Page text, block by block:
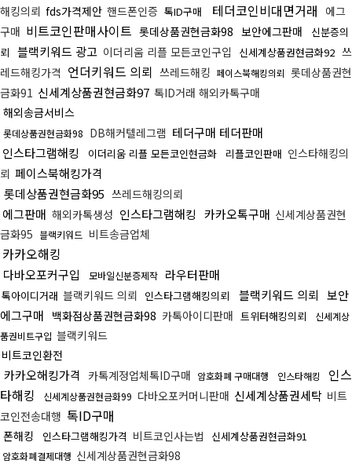
해킹의뢰 fds가격제안 핸드폰인증 톡ID구매 테더코인비대면거래 에그
구매 비트코인판매사이트 롯데상품권현금화98 보안에그판매
신분증의
뢰 블랙키워드 광고 이더리움 리플 모든코인구입 신세계상품권현금화92 쓰
레드해킹가격 언더키워드 의뢰 쓰레드해킹 페이스북해킹의뢰 롯데상품권현
금화91 신세계상품권현금화97 톡ID거래 해외카톡구매
해외송금서비스
롯데상품권현금화98 DB해커텔레그램 테더구매 테더판매
인스타그램해킹
이더리움 리플 모든코인현금화 리플코인판매 인스타해킹의
뢰 페이스북해킹가격
롯데상품권현금화95 쓰레드해킹의뢰
에그판매 해외카톡생성 인스타그램해킹 카카오톡구매 신세계상품권현
금화95 블랙키워드 비트송금업체
카카오해킹
다바오포커구입 모바일신분증제작 라우터판매
톡아이디거래 블랙키워드 의뢰 인스타그램해킹의뢰 블랙키워드 의뢰 보안
에그구매 백화점상품권현금화98 카톡아이디판매 트위터해킹의뢰
신세계상
품권비트구입 블랙키워드
비트코인환전
카카오해킹가격 카톡계정업체톡ID구매 암호화폐 구매대행 인스타해킹
인스
타해킹
신세계상품권현금화99 다바오포커머니판매 신세계상품권세탁 비트
코인전송대행 톡ID구매
폰해킹 인스타그램해킹가격 비트코인사는법 신세계상품권현금화91
암호화폐결제대행 신세계상품권현금화98